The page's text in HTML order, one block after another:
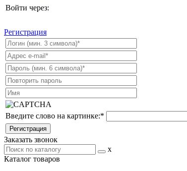
Войти через:
Регистрация
Введите слово на картинке:*
Заказать звонок
x
Каталог товаров